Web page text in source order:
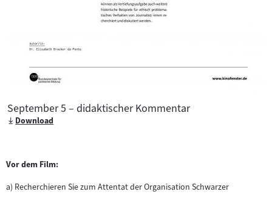
September 5 – didaktischer Kommentar
Download
Vor dem Film:
a) Recherchieren Sie zum Attentat der Organisation Schwarzer